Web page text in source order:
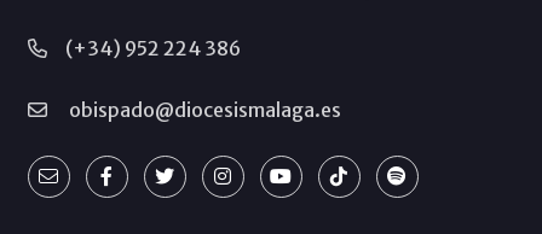
(+34) 952 224 386
obispado@diocesismalaga.es